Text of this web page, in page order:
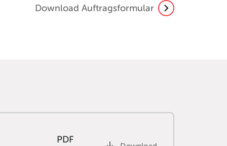
Download Auftragsformular
PDF